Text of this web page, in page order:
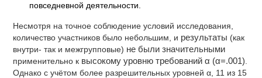
повседневной деятельности.
Несмотря на точное соблюдение условий исследования,
количество участников было небольшим, и результаты (как
внутри- так и межгрупповые) не были значительными
применительно к высокому уровню требований α (α=.001)
Однако с учётом более разрешительных уровней α, 11 из 15